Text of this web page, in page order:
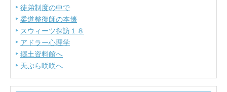
徒弟制度の中で
柔道整復師の本懐
スウィーツ探訪１８
アドラー心理学
郷土資料館へ
天ぷら咲咲へ